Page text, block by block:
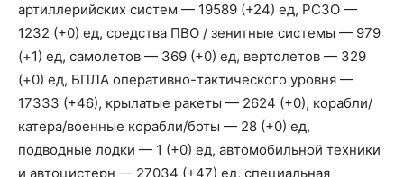
артиллерийских систем — 19589 (+24) ед, РСЗО —
1232 (+0) ед, средства ПВО / зенитные системы — 979
(+1) ед, самолетов — 369 (+0) ед, вертолетов — 329
(+0) ед, БПЛА оперативно-тактического уровня —
17333 (+46), крылатые ракеты — 2624 (+0), корабли/
катера/военные корабли/боты — 28 (+0) ед,
подводные лодки — 1 (+0) ед, автомобильной техники
и автоцистерн — 27034 (+47) ед, специальная